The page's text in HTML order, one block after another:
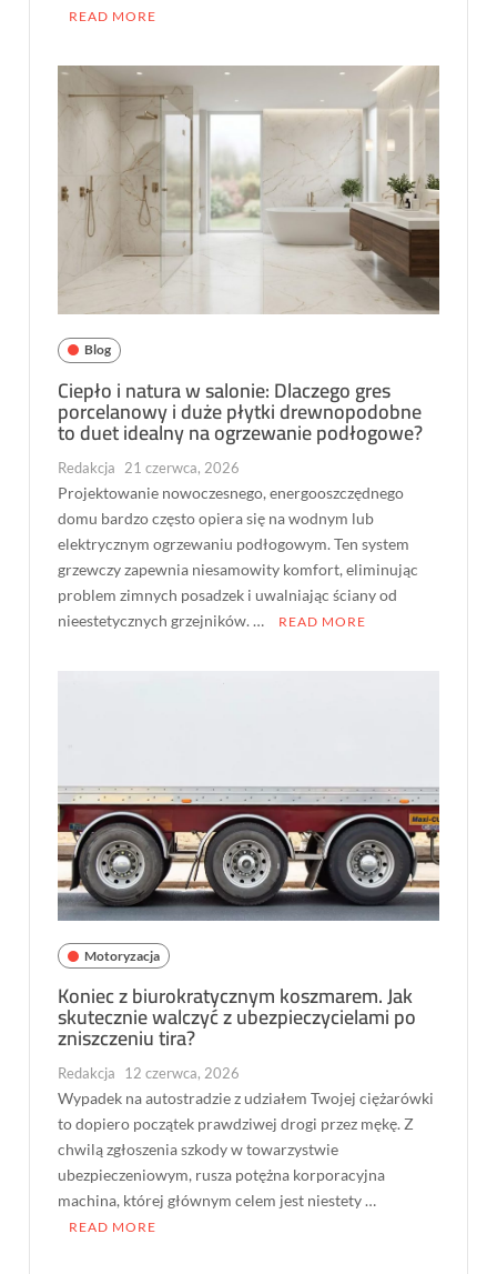
READ MORE
Blog
Ciepło i natura w salonie: Dlaczego gres
porcelanowy i duże płytki drewnopodobne
to duet idealny na ogrzewanie podłogowe?
Redakcja 21 czerwca, 2026
Projektowanie nowoczesnego, energooszczędnego
domu bardzo często opiera się na wodnym lub
elektrycznym ogrzewaniu podłogowym. Ten system
grzewczy zapewnia niesamowity komfort, eliminując
problem zimnych posadzek i uwalniając ściany od
nieestetycznych grzejników. …
READ MORE
Motoryzacja
Koniec z biurokratycznym koszmarem. Jak
skutecznie walczyć z ubezpieczycielami po
zniszczeniu tira?
Redakcja 12 czerwca, 2026
Wypadek na autostradzie z udziałem Twojej ciężarówki
to dopiero początek prawdziwej drogi przez mękę. Z
chwilą zgłoszenia szkody w towarzystwie
ubezpieczeniowym, rusza potężna korporacyjna
machina, której głównym celem jest niestety …
READ MORE